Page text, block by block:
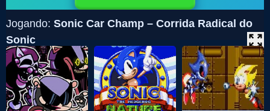
Jogando: Sonic Car Champ – Corrida Radical do
Sonic